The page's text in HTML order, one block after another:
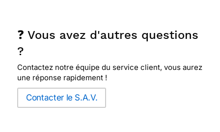
❓ Vous avez d'autres questions
?
Contactez notre équipe du service client, vous aurez
une réponse rapidement !
Contacter le S.A.V.